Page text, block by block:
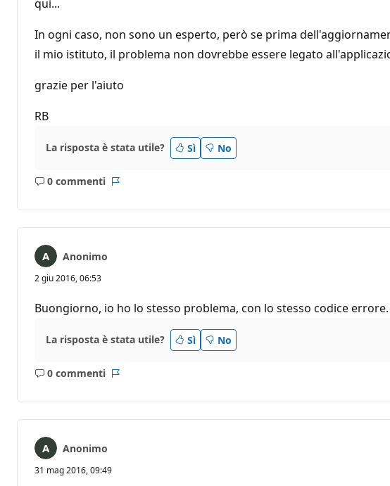
qui...
In ogni caso, non sono un esperto, però se prima
il mio istituto, il problema non dovrebbe essere legato
grazie per l'aiuto
RB
La risposta è stata utile? Sì No
0 commenti
Nessun
Anonimo
2 giu 2016, 06:53
Buongiorno, io ho lo stesso problema, con lo stesso codice
La risposta è stata utile? Sì No
0 commenti
Nessun
Anonimo
31 mag 2016, 09:49